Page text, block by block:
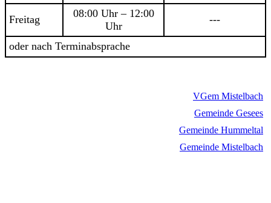
Freitag
08:00 Uhr – 12:00
Uhr
---
oder nach Terminabsprache
VGem Mistelbach
Gemeinde Gesees
Gemeinde Hummeltal
Gemeinde Mistelbach